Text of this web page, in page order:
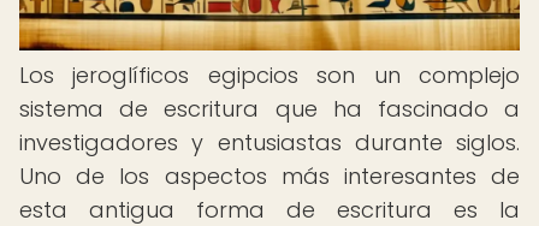
Los jeroglíficos egipcios son un complejo
sistema de escritura que ha fascinado a
investigadores y entusiastas durante siglos.
Uno de los aspectos más interesantes de
esta antigua forma de escritura es la